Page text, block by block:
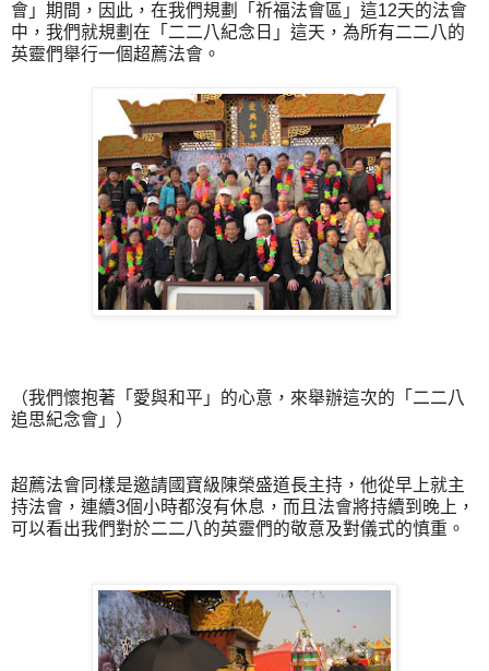
會」期間，因此，在我們規劃「祈福法會區」這12天的法會
中，我們就規劃在「二二八紀念日」這天，為所有二二八的
英靈們舉行一個超薦法會。
（我們懷抱著「愛與和平」的心意，來舉辦這次的「二二八
追思紀念會」）
超薦法會同樣是邀請國寶級陳榮盛道長主持，他從早上就主
持法會，連續3個小時都沒有休息，而且法會將持續到晚上，
可以看出我們對於二二八的英靈們的敬意及對儀式的慎重。